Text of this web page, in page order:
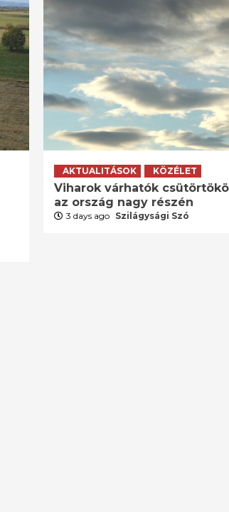
AKTUALITÁSOK KÖZÉLET
Viharok várhatók
az ország nagy részén
3 days ago Szilágysági Szó